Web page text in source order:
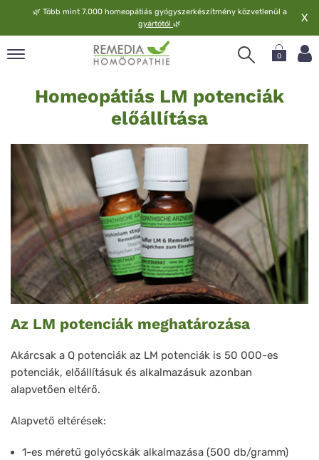
🌿 Több mint 7.000 homeopátiás gyógyszerkészítmény közvetlenül a
gyártótól 🌿 X
0
potenciak
Homeopátiás LM potenciák
előállítása
Az LM potenciák meghatározása
Akárcsak a Q potenciák az LM potenciák is 50 000-es
potenciák, előállításuk és alkalmazásuk azonban
alapvetően eltérő.
Alapvető eltérések:
1-es méretű golyócskák alkalmazása (500 db/gramm)